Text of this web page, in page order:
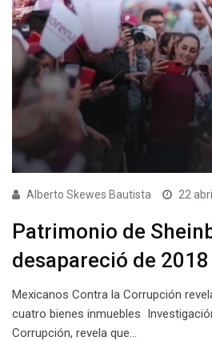
Alberto Skewes Bautista 22
Patrimonio de
desapareció de
Mexicanos Contra la Corrupción
cuatro bienes inmuebles
Corrupción, revela que…